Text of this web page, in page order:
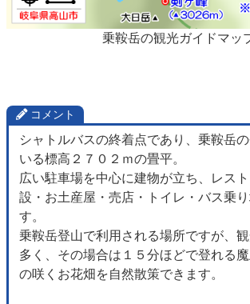
乗鞍岳の観光ガイドマッ
コメント
シャトルバスの終着点であり、乗鞍岳
いる標高２７０２ｍの畳平。
広い駐車場を中心に建物が立ち、レス
設・お土産屋・売店・トイレ・バス乗
す。
乗鞍岳登山で利用される場所ですが、
多く、その場合は１５分ほどで登れる
の咲くお花畑を自然散策できます。